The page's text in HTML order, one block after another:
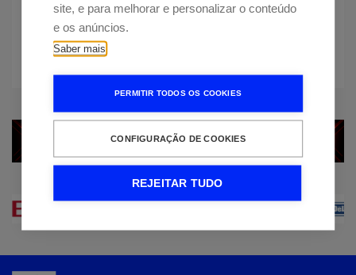
site, e para melhorar e personalizar o conteúdo
e os anúncios.
Saber mais
PERMITIR TODOS OS COOKIES
CONFIGURAÇÃO DE COOKIES
REJEITAR TUDO
Encontrou esta peça a um preço
mais baixo?